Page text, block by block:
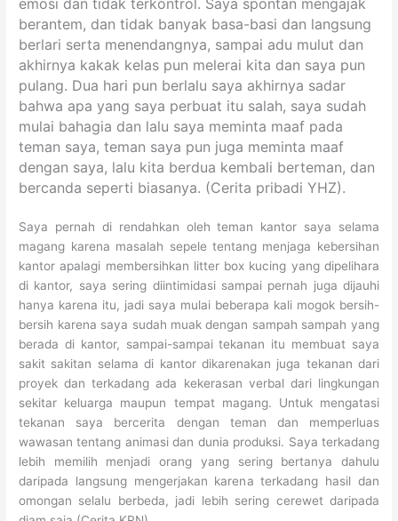
berantem, dan tidak banyak basa-basi dan langsung
berlari serta menendangnya, sampai adu mulut dan
akhirnya kakak kelas pun melerai kita dan saya pun
pulang. Dua hari pun berlalu saya akhirnya sadar
bahwa apa yang saya perbuat itu salah, saya sudah
mulai bahagia dan lalu saya meminta maaf pada
teman saya, teman saya pun juga meminta maaf
dengan saya, lalu kita berdua kembali berteman, dan
bercanda seperti biasanya. (Cerita pribadi YHZ).
Saya pernah di rendahkan oleh teman kantor saya selama
magang karena masalah sepele tentang menjaga kebersihan
kantor apalagi membersihkan litter box kucing yang dipelihara
di kantor, saya sering diintimidasi sampai pernah juga dijauhi
hanya karena itu, jadi saya mulai beberapa kali mogok bersih-
bersih karena saya sudah muak dengan sampah sampah yang
berada di kantor, sampai-sampai tekanan itu membuat saya
sakit sakitan selama di kantor dikarenakan juga tekanan dari
proyek dan terkadang ada kekerasan verbal dari lingkungan
sekitar keluarga maupun tempat magang. Untuk mengatasi
tekanan saya bercerita dengan teman dan memperluas
wawasan tentang animasi dan dunia produksi. Saya terkadang
lebih memilih menjadi orang yang sering bertanya dahulu
daripada langsung mengerjakan karena terkadang hasil dan
omongan selalu berbeda, jadi lebih sering cerewet daripada